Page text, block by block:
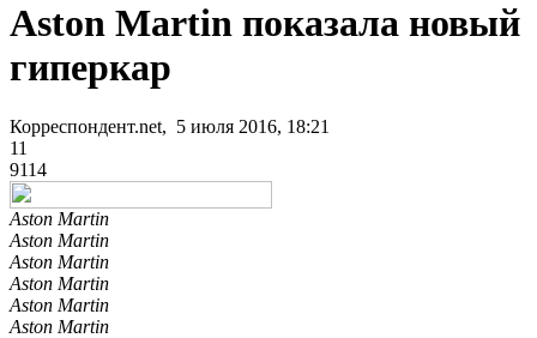
Aston Martin показала новый
гиперкар
Корреспондент.net, 5 июля 2016, 18:21
11
9114
Aston Martin
Aston Martin
Aston Martin
Aston Martin
Aston Martin
Aston Martin